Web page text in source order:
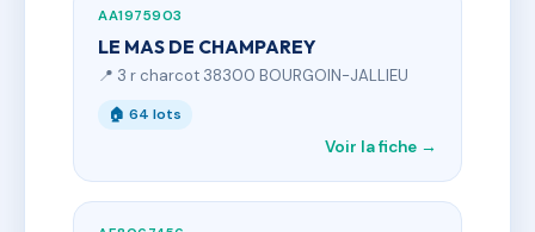
AA1975903
LE MAS DE CHAMPAREY
📍 3 r charcot 38300 BOURGOIN-JALLIEU
🏠 64 lots
Voir la fiche →